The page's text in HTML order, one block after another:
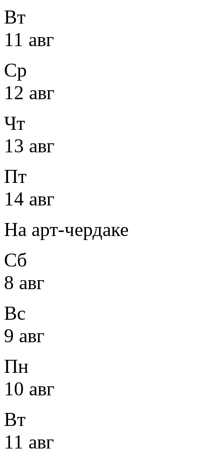
Вт
11 авг
Ср
12 авг
Чт
13 авг
Пт
14 авг
На арт-чердаке
Сб
8 авг
Вс
9 авг
Пн
10 авг
Вт
11 авг